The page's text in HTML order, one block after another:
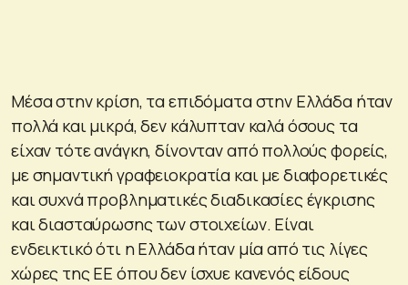
Μέσα στην κρίση, τα επιδόματα στην Ελλάδα ήταν
πολλά και μικρά, δεν κάλυπταν καλά όσους τα
είχαν τότε ανάγκη, δίνονταν από πολλούς φορείς,
με σημαντική γραφειοκρατία και με διαφορετικές
και συχνά προβληματικές διαδικασίες έγκρισης
και διασταύρωσης των στοιχείων. Είναι
ενδεικτικό ότι η Ελλάδα ήταν μία από τις λίγες
χώρες της ΕΕ όπου δεν ίσχυε κανενός είδους